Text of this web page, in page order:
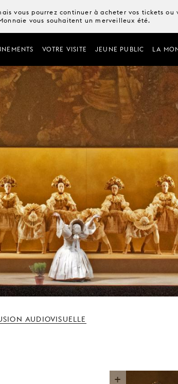
vous pourrez continuer à acheter vos tickets
vous souhaitent un merveilleux été.
VOTRE VISITE JEUNE PUBLIC LA
AUDIOVISUELLE